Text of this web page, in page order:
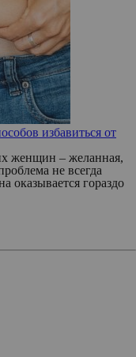
избавиться от
женщин – желанная,
не всегда
оказывается гораздо